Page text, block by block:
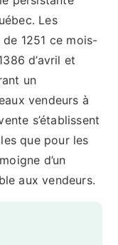
Les
1251 ce mois-
d’avril et
un
vendeurs à
s’établissent
que pour les
d’un
aux vendeurs.